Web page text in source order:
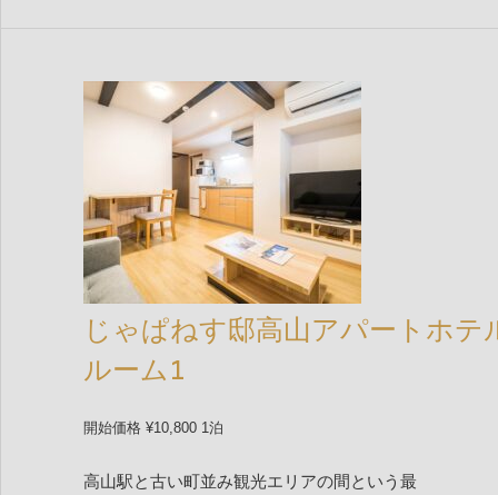
じゃぱねす邸高山アパートホテ
ルーム1
開始価格 ¥10,800 1泊
高山駅と古い町並み観光エリアの間という最